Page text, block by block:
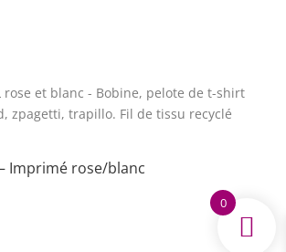
Imprimé rose/blanc
0